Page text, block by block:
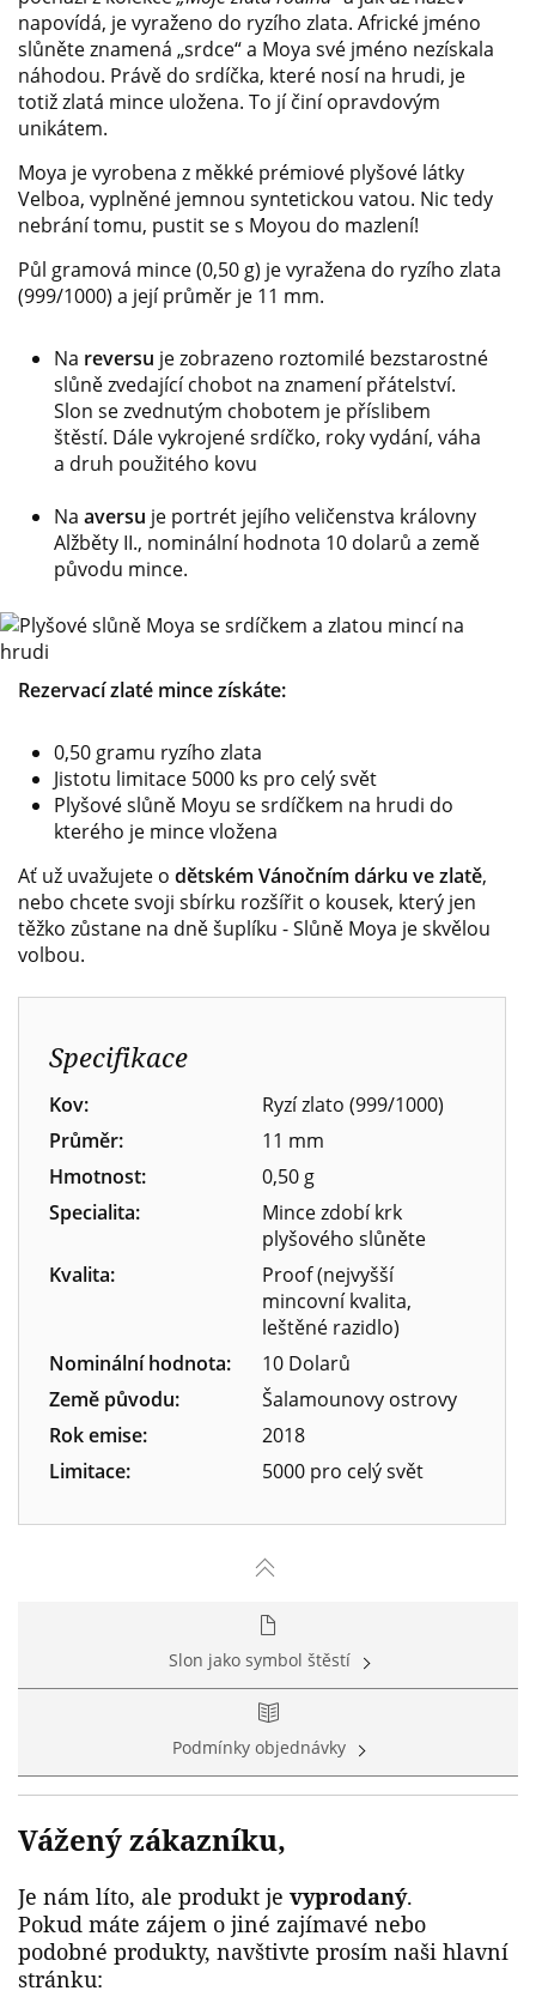
napovídá, je vyraženo do ryzího zlata. Africké jméno
slůněte znamená „srdce“ a Moya své jméno nezískala
náhodou. Právě do srdíčka, které nosí na hrudi, je
totiž zlatá mince uložena. To jí činí opravdovým
unikátem.
Moya je vyrobena z měkké prémiové plyšové látky
Velboa, vyplněné jemnou syntetickou vatou. Nic tedy
nebrání tomu, pustit se s Moyou do mazlení!
Půl gramová mince (0,50 g) je vyražena do ryzího zlata
(999/1000) a její průměr je 11 mm.
Na reversu je zobrazeno roztomilé bezstarostné
slůně zvedající chobot na znamení přátelství.
Slon se zvednutým chobotem je příslibem
štěstí. Dále vykrojené srdíčko, roky vydání, váha
a druh použitého kovu
Na aversu je portrét jejího veličenstva královny
Alžběty II., nominální hodnota 10 dolarů a země
původu mince.
Rezervací zlaté mince získáte:
0,50 gramu ryzího zlata
Jistotu limitace 5000 ks pro celý svět
Plyšové slůně Moyu se srdíčkem na hrudi do
kterého je mince vložena
Ať už uvažujete o dětském Vánočním dárku ve zlatě,
nebo chcete svoji sbírku rozšířit o kousek, který jen
těžko zůstane na dně šuplíku - Slůně Moya je skvělou
volbou.
Specifikace
Kov:
Ryzí zlato (999/1000)
Průměr:
11 mm
Hmotnost:
0,50 g
Specialita:
Mince zdobí krk
plyšového slůněte
Kvalita:
Proof (nejvyšší
mincovní kvalita,
leštěné razidlo)
Nominální hodnota:
10 Dolarů
Země původu:
Šalamounovy ostrovy
Rok emise:
2018
Limitace:
5000 pro celý svět
Slon jako symbol štěstí
Podmínky objednávky
Vážený zákazníku,
Je nám líto, ale produkt je vyprodaný.
Pokud máte zájem o jiné zajímavé nebo
podobné produkty, navštivte prosím naši hlavní
stránku: